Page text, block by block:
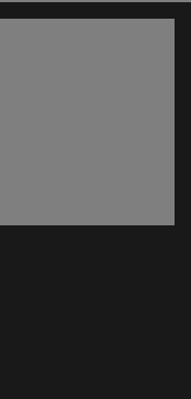
ventana)
ventana)